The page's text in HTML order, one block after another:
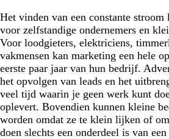
Het vinden van een constante
voor zelfstandige ondernemers en
Voor loodgieters, elektriciens,
vakmensen kan marketing een hele
eerste paar jaar van hun bedrijf.
het opvolgen van leads en het
veel tijd waarin je geen werk kunt
oplevert. Bovendien kunnen kleine
worden omdat ze te klein lijken of
doen slechts een onderdeel is van